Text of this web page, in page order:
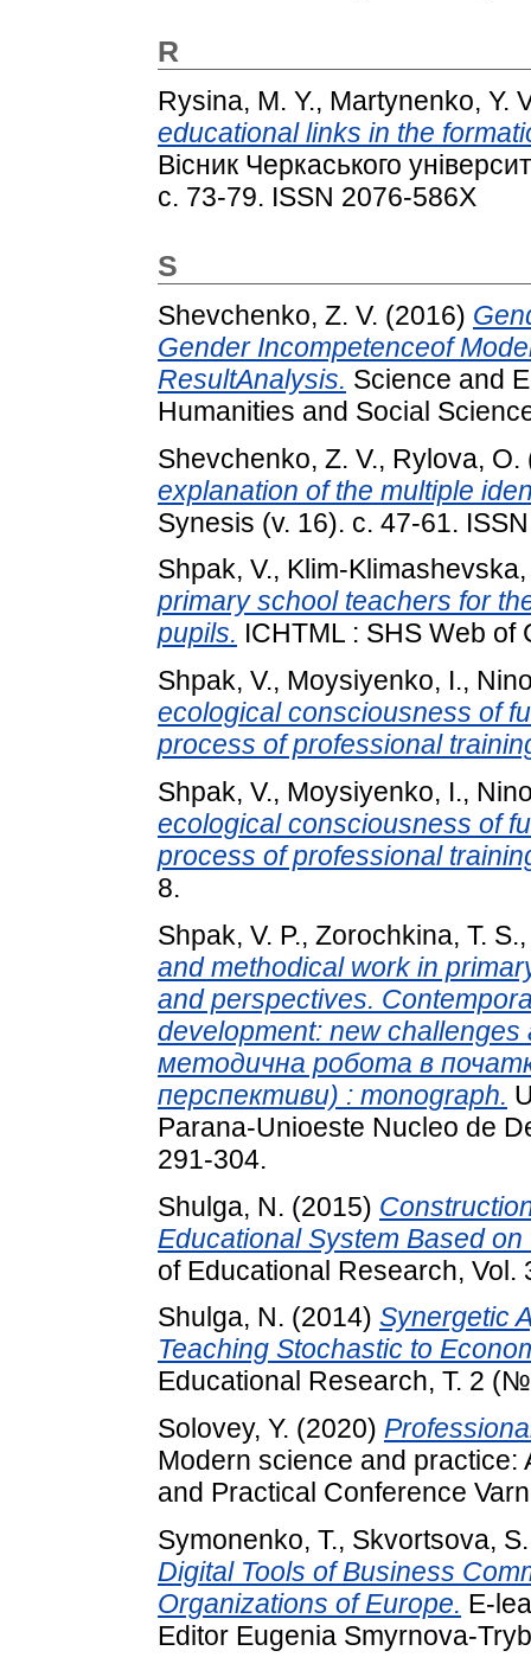
R
Rysina, M. Y., Martynenko, Y.
educational links in the
Вісник Черкаського
с. 73-79. ISSN 2076-586Х
S
Shevchenko, Z. V. (2016)
Gender Incompetenceof
ResultAnalysis. Science and
Humanities and Social
Shevchenko, Z. V., Rylova, O.
explanation of the multiple
Synesis (v. 16). с. 47-61.
Shpak, V., Klim-Klimashevska,
primary school teachers for
pupils. ICHTML : SHS Web of
Shpak, V., Moysiyenko, I.,
ecological consciousness of
process of professional
Shpak, V., Moysiyenko, I.,
ecological consciousness of
process of professional
8.
Shpak, V. P., Zorochkina, T. S.
and methodical work in
and perspectives.
development: new challenges
методична робота в
перспективи) : monograph.
Parana-Unioeste Nucleo de
291-304.
Shulga, N. (2015)
Educational System Based
of Educational Research,
Shulga, N. (2014) Synergetic
Teaching Stochastic to
Educational Research, Т. 2
Solovey, Y. (2020)
Modern science and practice:
and Practical Conference
Symonenko, T., Skvortsova, S.
Digital Tools of Business
Organizations of Europe. E-
Editor Eugenia Smyrnova-